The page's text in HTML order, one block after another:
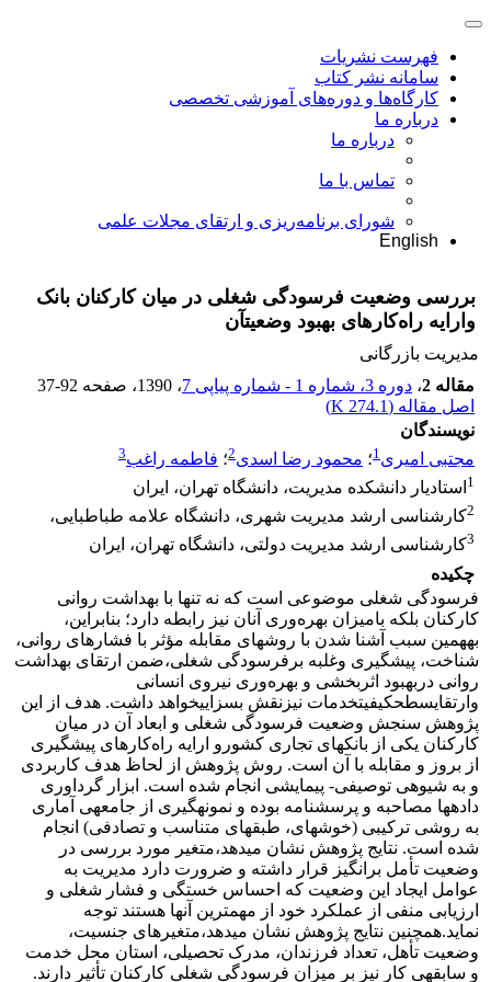
فهرست نشریات
سامانه نشر کتاب
کارگاه‌ها و دوره‌های آموزشی تخصصی
درباره ما
درباره ما
تماس با ما
شورای برنامه‌ریزی و ارتقای مجلات علمی
English
بررسی وضعیت فرسودگی شغلی در میان کارکنان بانک
وارایه ‌راه‌کارهای بهبود وضعیتآن
مدیریت بازرگانی
مقاله 2
، دوره 3، شماره 1 - شماره پیاپی 7 ، 1390 ، صفحه 37-92
اصل مقاله (274.1 K
)
نویسندگان
مجتبی امیری1؛ محمود رضا اسدی2؛ فاطمه راغب3
1 استادیار دانشکده مدیریت، دانشگاه تهران، ایران
2کارشناسی ارشد مدیریت شهری، دانشگاه علامه طباطبایی،
3کارشناسی ارشد مدیریت دولتی، دانشگاه تهران، ایران
چکیده
فرسودگی شغلی موضوعی است که نه تنها با بهداشت روانی
کارکنان بلکه بامیزان بهره‌وری آنان نیز رابطه دارد؛ بنابراین،
به‎همین سبب آشنا شدن با روش‎های مقابله مؤثر با فشارهای روانی،
شناخت، پیشگیری وغلبه برفرسودگی شغلی،ضمن ارتقای بهداشت
روانی دربهبود اثربخشی و بهره‌وری نیروی انسانی
وارتقایسطحکیفیتخدمات نیزنقش بسزاییخواهد داشت. هدف از این
پژوهش سنجش وضعیت فرسودگی شغلی و ابعاد آن در میان
کارکنان یکی از بانک‎های تجاری کشورو ارایه راه‌کارهای پیشگیری
از بروز و مقابله با آن است. روش پژوهش از لحاظ هدف کاربردی
و به شیوه‎ی توصیفی- پیمایشی انجام شده است. ابزار گرداوری
داده‎ها مصاحبه و پرسشنامه بوده و نمونه‎گیری از جامعه‎ی آماری
به روشی ترکیبی (خوشه‎ای، طبقه‎ای متناسب و تصادفی) انجام
شده است. نتایج پژوهش نشان می‎دهد،متغیر مورد بررسی در
وضعیت تأمل برانگیز قرار داشته و ضرورت دارد مدیریت به
عوامل ایجاد این وضعیت که احساس خستگی و فشار شغلی و
ارزیابی منفی از عملکرد خود از مهم‎ترین آ‎ن‎ها هستند توجه
نماید.همچنین نتایج پژوهش نشان می‎دهد،متغیرهای جنسیت،
وضعیت تأهل، تعداد فرزندان، مدرک تحصیلی، استان محل خدمت
و سابقه‎ی کار نیز بر میزان فرسودگی شغلی کارکنان تأثیر دارند.